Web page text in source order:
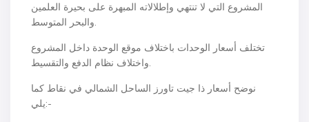
المشروع التي لا تنتهي وإطلالاته المبهرة على بحيرة العلمين
والبحر المتوسط.
تختلف أسعار الوحدات باختلاف موقع الوحدة داخل المشروع
واختلاف نظام الدفع والتقسيط.
نوضح أسعار ذا جيت تاورز الساحل الشمالي في نقاط كما
يلي:-